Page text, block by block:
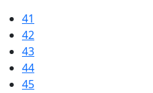
41
42
43
44
45